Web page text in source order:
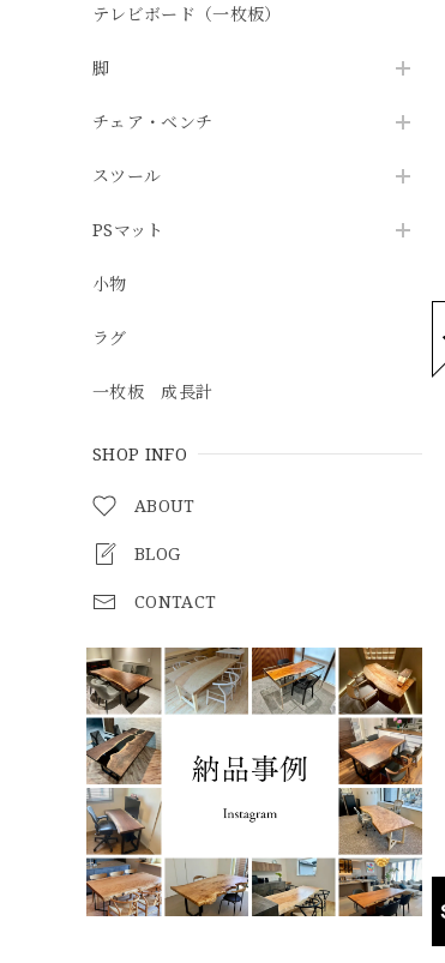
テレビボード（一枚板）
脚
チェア・ベンチ
スツール
PSマット
小物
ラグ
一枚板 成長計
SHOP INFO
ABOUT
BLOG
CONTACT